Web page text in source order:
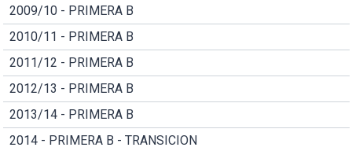
2009/10 - PRIMERA B
2010/11 - PRIMERA B
2011/12 - PRIMERA B
2012/13 - PRIMERA B
2013/14 - PRIMERA B
2014 - PRIMERA B - TRANSICION